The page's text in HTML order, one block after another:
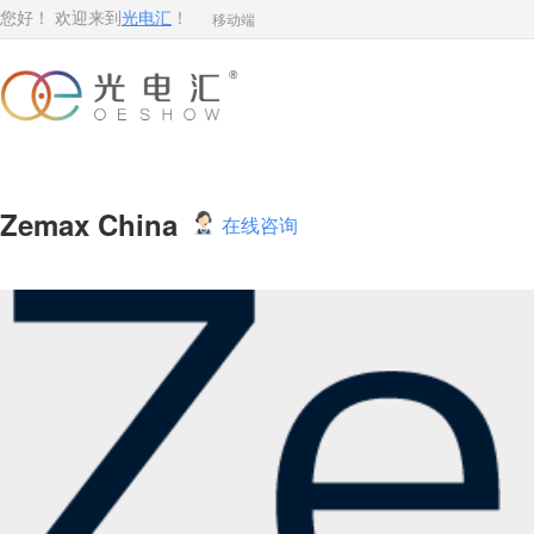
您好！ 欢迎来到 光电汇 ！ 移动端
Zemax China 在线咨询